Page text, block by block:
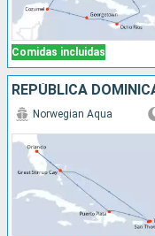
Comidas incluidas
Norwegian Aqua